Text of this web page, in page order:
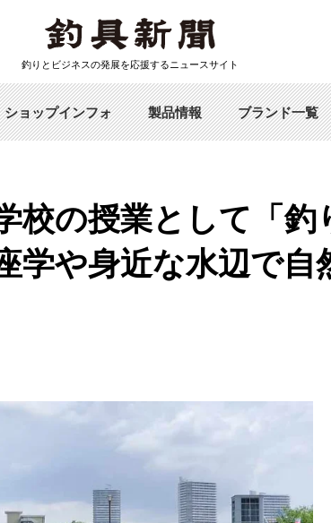
釣りとビジネスの発展を応援するニュースサイト
ショップインフォ 製品情報 ブランド一覧
校の授業として「
学や身近な水辺で自